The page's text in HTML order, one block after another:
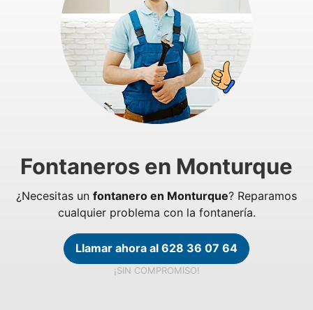
Fontaneros en Monturque
¿Necesitas un fontanero en Monturque? Reparamos
cualquier problema con la fontanería.
Llamar ahora al 628 36 07 64
¡SIN COMPROMISO!